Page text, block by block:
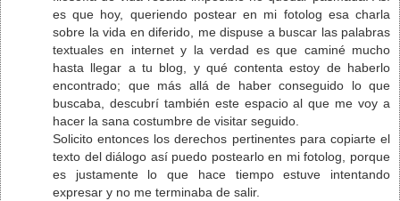
es que hoy, queriendo postear en mi fotolog esa charla
sobre la vida en diferido, me dispuse a buscar las palabras
textuales en internet y la verdad es que caminé mucho
hasta llegar a tu blog, y qué contenta estoy de haberlo
encontrado; que más allá de haber conseguido lo que
buscaba, descubrí también este espacio al que me voy a
hacer la sana costumbre de visitar seguido.
Solicito entonces los derechos pertinentes para copiarte el
texto del diálogo así puedo postearlo en mi fotolog, porque
es justamente lo que hace tiempo estuve intentando
expresar y no me terminaba de salir.